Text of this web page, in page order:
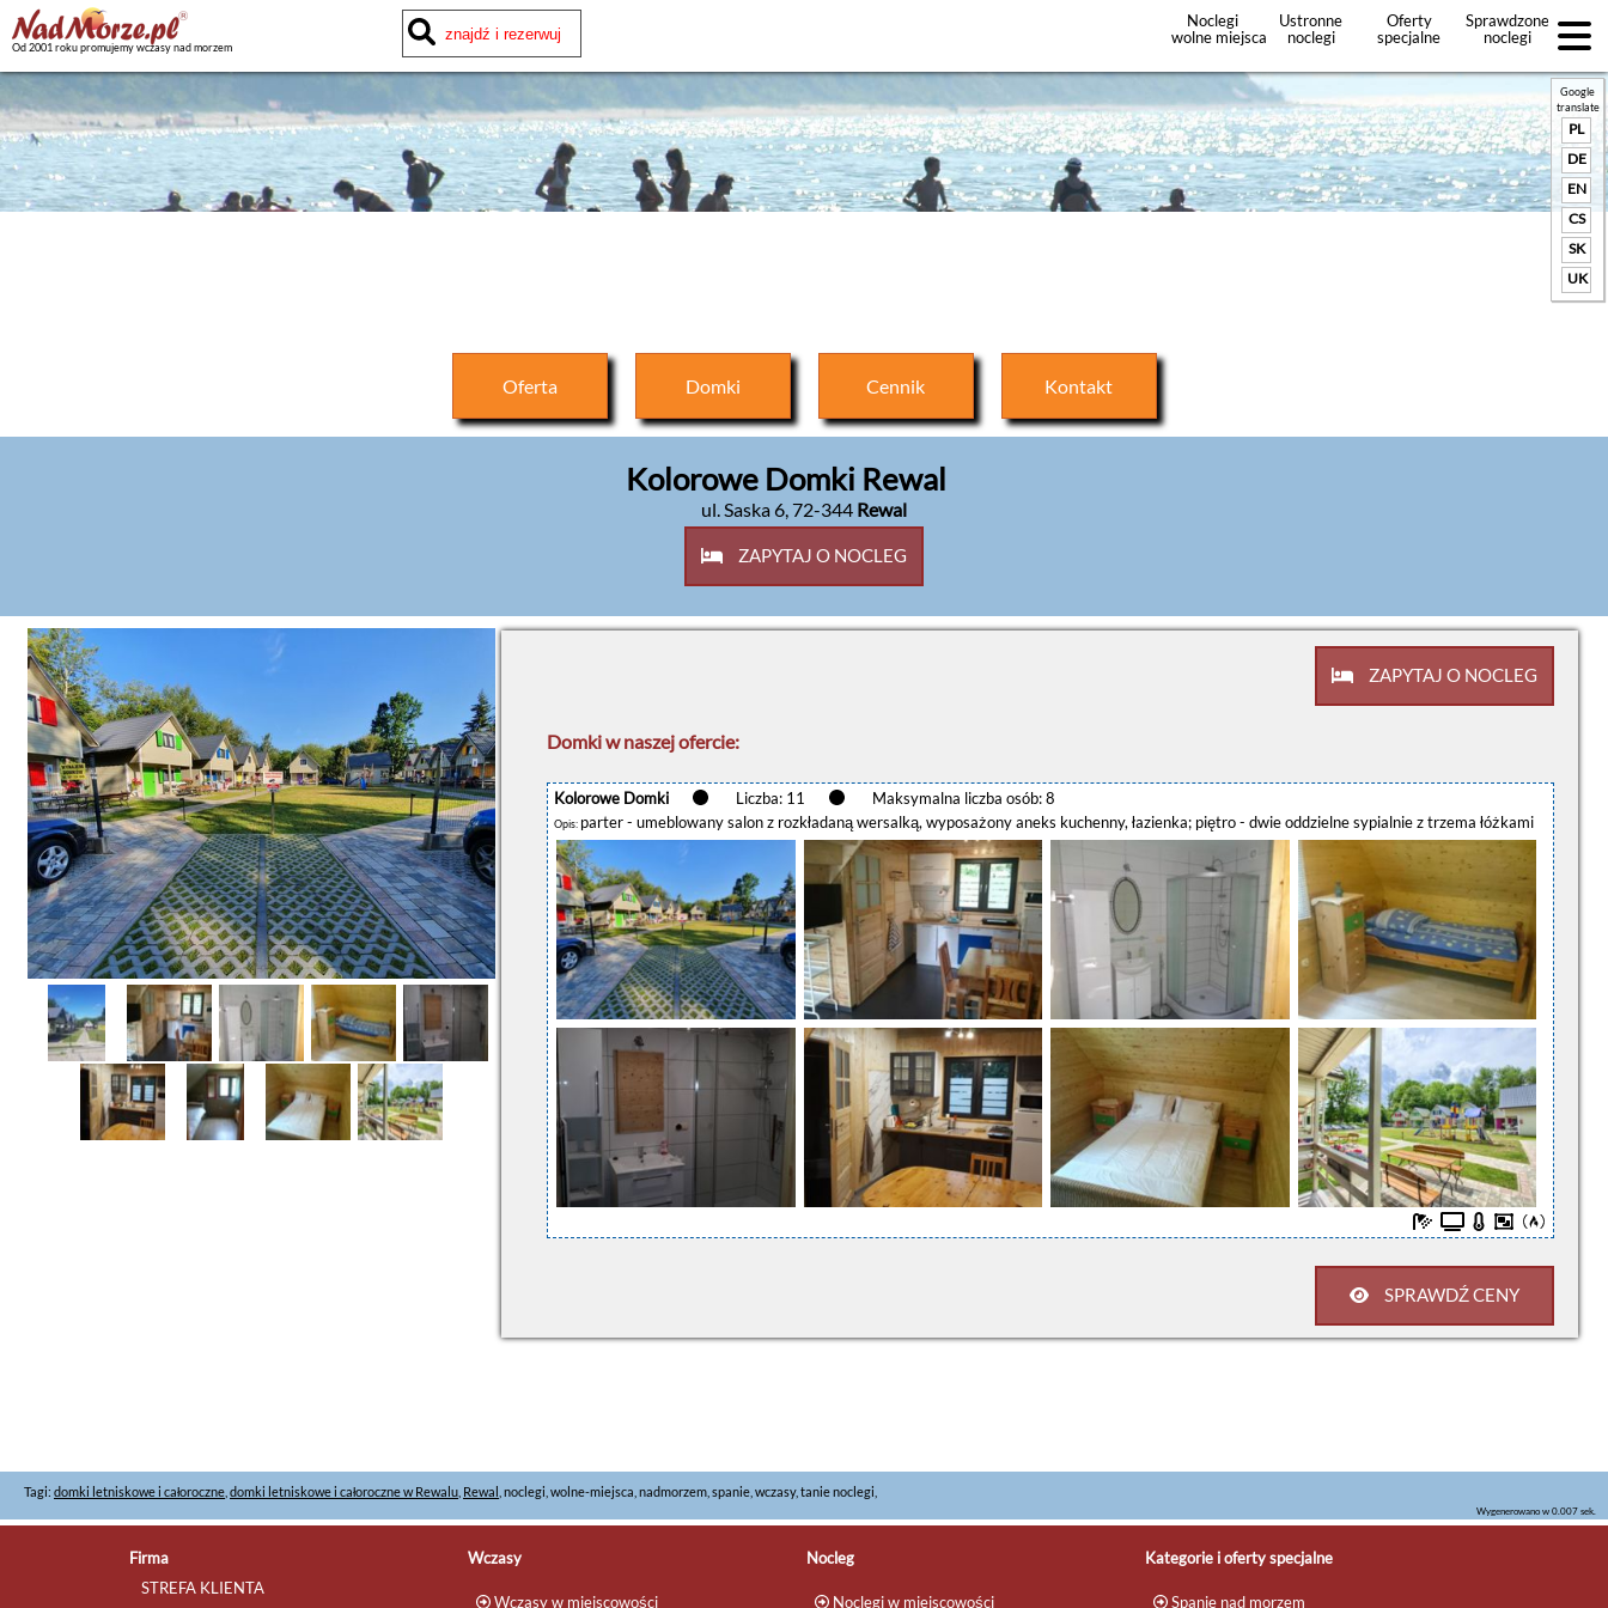
Od 2001 roku promujemy wczasy nad morzem
Noclegi
wolne miejsca
Ustronne
noclegi
Oferty
specjalne
Sprawdzone
noclegi
+Dodaj
Google
translate
PL
DE
EN
CS
SK
UK
Oferta Domki Cennik Kontakt
Kolorowe Domki Rewal
ul. Saska 6,72-344 Rewal
ZAPYTAJ O NOCLEG
ZAPYTAJ O NOCLEG
Domki w naszej ofercie:
Kolorowe Domki Liczba: 11 Maksymalna liczba osób: 8
Opis: parter - umeblowany salon z rozkładaną wersalką, wyposażony aneks kuchenny, łazienka; piętro - dwie oddzielne sypialnie z trzema łóżkami
SPRAWDŹ CENY
Tagi: domki letniskowe i całoroczne domki letniskowe i całoroczne w Rewalu Rewal , noclegi, wolne-miejsca, nadmorzem, spanie, wczasy, tanie noclegi,
Wygenerowano w 0.007 sek.
Firma
STREFA KLIENTA
Wczasy
Wczasy w miejscowości
Nocleg
Noclegi w miejscowości
Kategorie i oferty specjalne
Spanie nad morzem